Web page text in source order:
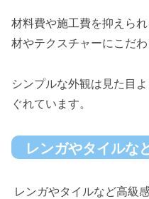
材料費や施工費を抑えら
材やテクスチャーにこだわ
シンプルな外観は見た目
ぐれています。
レンガやタイルな
レンガやタイルなど高級